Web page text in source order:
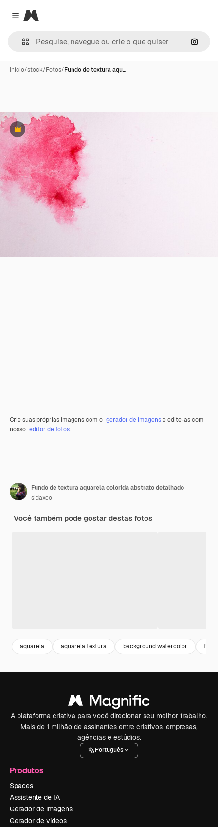
Close menu
Magnific
Início/stock/Fotos/Fundo de textura aqu…
Premium
Crie suas próprias imagens com o gerador de imagense edite-as com
nosso editor de fotos.
Fundo de textura aquarela colorida abstrato detalhado
sidaxco
Você também pode gostar destas fotos
aquarela aquarela textura background watercolor
A plataforma criativa para você direcionar seu melhor trabalho.
Mais de 1 milhão de assinantes entre criativos, empresas,
agências e estúdios.
Português
Produtos
Spaces
Assistente de IA
Gerador de imagens
Gerador de vídeos